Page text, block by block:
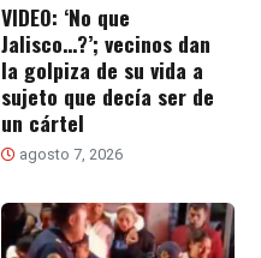
VIDEO: ‘No que
Jalisco…?’; vecinos dan
la golpiza de su vida a
sujeto que decía ser de
un cártel
agosto 7, 2026